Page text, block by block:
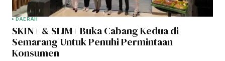
DAERAH
SKIN+ & SLIM+ Buka Cabang Kedua di
Semarang Untuk Penuhi Permintaan
Konsumen